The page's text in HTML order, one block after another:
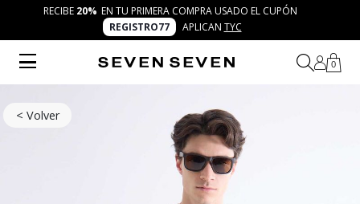
RECIBE 20% EN TU PRIMERA COMPRA USADO EL CUPÓN
REGISTRO77
APLICAN TYC
0
< Volver